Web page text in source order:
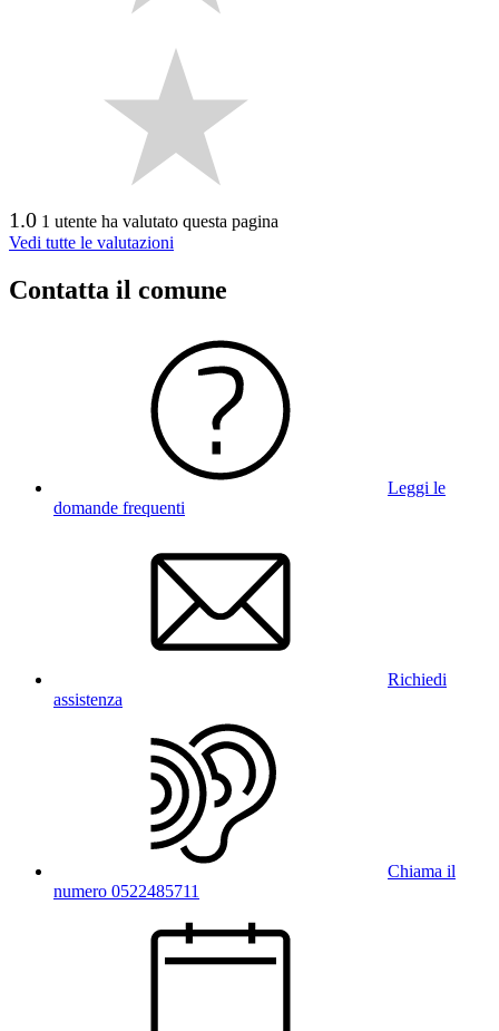
1.0 1 utente ha valutato questa pagina
Vedi tutte le valutazioni
Contatta il comune
Leggi le
domande frequenti
Richiedi
assistenza
Chiama il
numero 0522485711